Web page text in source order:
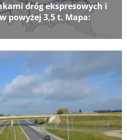
dróg ekspresowych i
powyżej 3,5 t. Mapa: